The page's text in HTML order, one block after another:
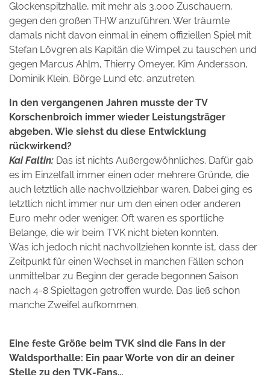
Glockenspitzhalle, mit mehr als 3.000 Zuschauern,
gegen den großen THW anzuführen. Wer träumte
damals nicht davon einmal in einem offiziellen Spiel mit
Stefan Lövgren als Kapitän die Wimpel zu tauschen und
gegen Marcus Ahlm, Thierry Omeyer, Kim Andersson,
Dominik Klein, Börge Lund etc. anzutreten.
In den vergangenen Jahren musste der TV
Korschenbroich immer wieder Leistungsträger
abgeben. Wie siehst du diese Entwicklung
rückwirkend?
Kai Faltin: Das ist nichts Außergewöhnliches. Dafür gab
es im Einzelfall immer einen oder mehrere Gründe, die
auch letztlich alle nachvollziehbar waren. Dabei ging es
letztlich nicht immer nur um den einen oder anderen
Euro mehr oder weniger. Oft waren es sportliche
Belange, die wir beim TVK nicht bieten konnten.
Was ich jedoch nicht nachvollziehen konnte ist, dass der
Zeitpunkt für einen Wechsel in manchen Fällen schon
unmittelbar zu Beginn der gerade begonnen Saison
nach 4-8 Spieltagen getroffen wurde. Das ließ schon
manche Zweifel aufkommen.
Eine feste Größe beim TVK sind die Fans in der
Waldsporthalle: Ein paar Worte von dir an deiner
Stelle zu den TVK-Fans…